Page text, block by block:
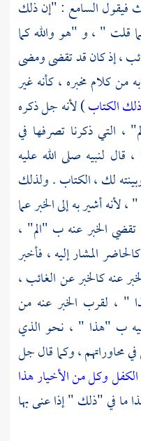
فيقول السامع : "إن ذلك
قلت " ، و "هو والله كما
، إذ كان قد تقضى ومضى
كلام مخبره ، كأنه غير
ذلك الكتاب) لأنه جل ذكره
، التي ذكرنا تصرفها في
قال لنبيه صلى الله عليه
لك ، الكتاب . ولذلك
أشير به إلى الخبر عما
تقضي الخبر عنه ب "الم" ،
المشار إليه ، فأخبر
عنه كالخبر عن الغائب ،
" ، لقرب الخبر عنه من
إليه ب "هذا " ، نحو الذي
محاوراتهم ، وكما قال جل
وكل من الأخيار هذا
: 48 ، 49 ] فهذا ما في "ذلك " إذا عنى بها